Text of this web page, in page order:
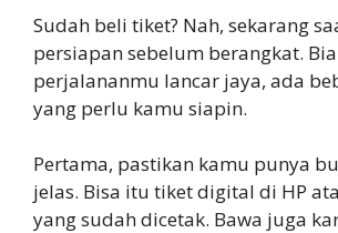
Sudah beli tiket? Nah, sekarang
persiapan sebelum berangkat.
perjalananmu lancar jaya, ada
yang perlu kamu siapin.
Pertama, pastikan kamu punya
jelas. Bisa itu tiket digital di HP
yang sudah dicetak. Bawa juga